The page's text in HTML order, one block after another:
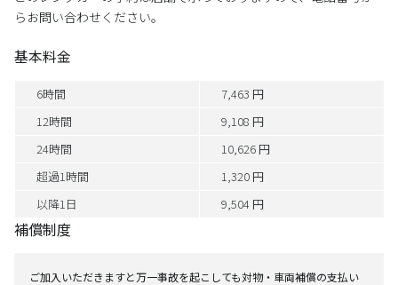
らお問い合わせください。
基本料金
6時間
7,463 円
12時間
9,108 円
24時間
10,626 円
超過1時間
1,320 円
以降1日
9,504 円
補償制度
ご加入いただきますと万一事故を起こしても対物・車両補償の支払い